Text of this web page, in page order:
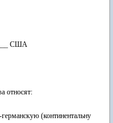
США
относят:
(континентальну